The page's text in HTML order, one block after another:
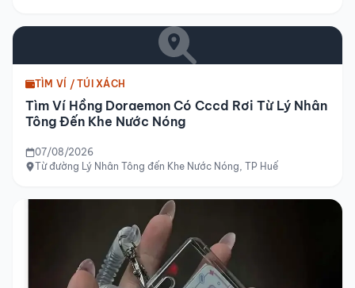
TÌM VÍ / TÚI XÁCH
Tìm Ví Hồng Doraemon Có Cccd Rơi Từ Lý Nhân
Tông Đến Khe Nước Nóng
07/08/2026
Từ đường Lý Nhân Tông đến Khe Nước Nóng, TP Huế